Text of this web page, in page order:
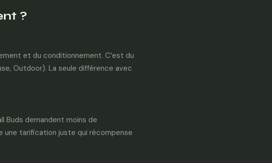
?
et du conditionnement. C’est du
Outdoor). La seule différence avec
Buds demandent moins de
une tarification juste qui récompense